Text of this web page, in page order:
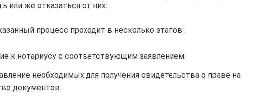
или же отказаться от них.
процесс проходит в несколько этапов:
к нотариусу с соответствующим заявлением.
необходимых для получения свидетельства о праве на
документов.